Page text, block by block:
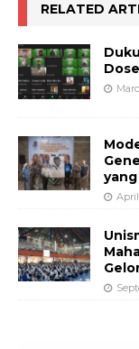
RELATED